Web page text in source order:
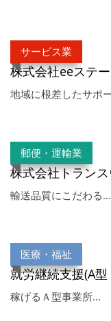
サービス業
株式会社eeステ
地域に根差したサポ
郵便・運輸業
株式会社トラン
輸送品質にこだわる...
医療・福祉
就労継続支援(A
稼げるＡ型事業所...